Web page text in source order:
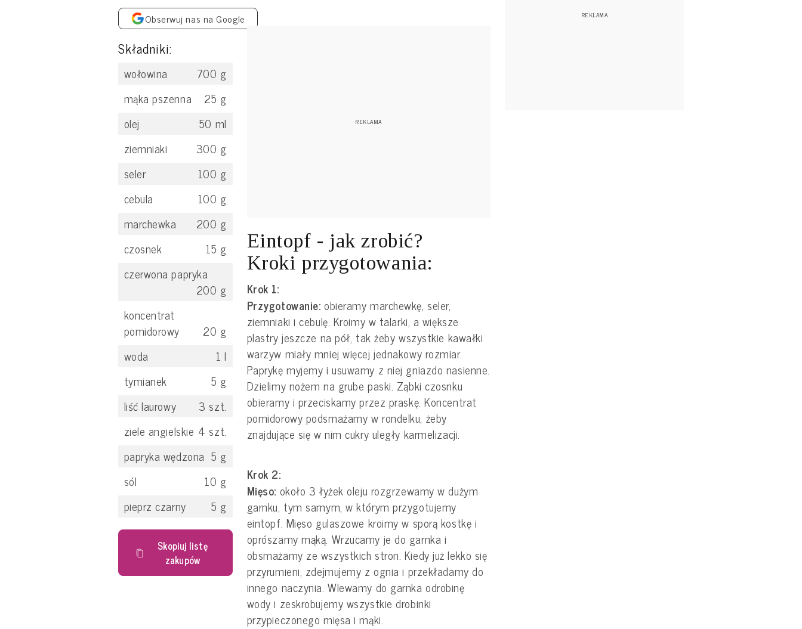
Obserwuj nas na Google
Składniki:
wołowina 700 g
mąka pszenna
25 g
olej
50 ml
ziemniaki
300 g
seler
100 g
cebula
100 g
marchewka
200 g
czosnek
15 g
czerwona papryka
200 g
koncentrat
pomidorowy
20 g
woda
1 l
tymianek
5 g
liść laurowy
3 szt.
ziele angielskie 4 szt.
papryka wędzona 5 g
sól
10 g
pieprz czarny
5 g
Skopiuj listę
zakupów
Eintopf - jak zrobić?
Kroki przygotowania:
Krok 1:
Przygotowanie: obieramy marchewkę, seler,
ziemniaki i cebulę. Kroimy w talarki, a większe
plastry jeszcze na pół, tak żeby wszystkie kawałki
warzyw miały mniej więcej jednakowy rozmiar.
Paprykę myjemy i usuwamy z niej gniazdo nasienne.
Dzielimy nożem na grube paski. Ząbki czosnku
obieramy i przeciskamy przez praskę. Koncentrat
pomidorowy podsmażamy w rondelku, żeby
znajdujące się w nim cukry uległy karmelizacji.
Krok 2:
Mięso: około 3 łyżek oleju rozgrzewamy w dużym
garnku, tym samym, w którym przygotujemy
eintopf. Mięso gulaszowe kroimy w sporą kostkę i
oprószamy mąką. Wrzucamy je do garnka i
obsmażamy ze wszystkich stron. Kiedy już lekko się
przyrumieni, zdejmujemy z ognia i przekładamy do
innego naczynia. Wlewamy do garnka odrobinę
wody i zeskrobujemy wszystkie drobinki
przypieczonego mięsa i mąki.